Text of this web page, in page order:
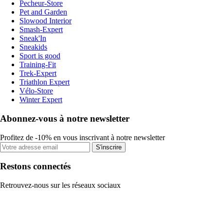
Pecheur-Store
Pet and Garden
Slowood Interior
Smash-Expert
Sneak'In
Sneakids
Sport is good
Training-Fit
Trek-Expert
Triathlon Expert
Vélo-Store
Winter Expert
Abonnez-vous à notre newsletter
Profitez de -10% en vous inscrivant à notre newsletter
S'inscrire
Restons connectés
Retrouvez-nous sur les réseaux sociaux